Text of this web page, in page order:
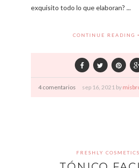
exquisito todo lo que elaboran? ...
CONTINUE READING
4 comentarios sep 16, 2021 by
FRESHLY COSMETICS